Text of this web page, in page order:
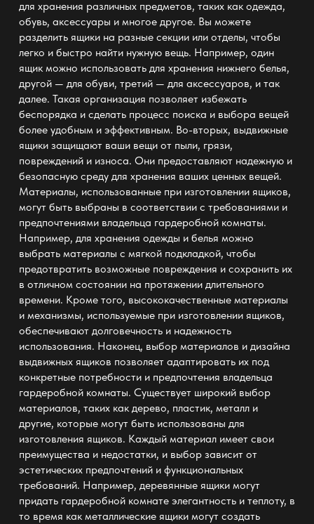
для хранения различных предметов, таких как одежда,
обувь, аксессуары и многое другое. Вы можете
разделить ящики на разные секции или отделы, чтобы
легко и быстро найти нужную вещь. Например, один
ящик можно использовать для хранения нижнего белья,
другой — для обуви, третий — для аксессуаров, и так
далее. Такая организация позволяет избежать
беспорядка и сделать процесс поиска и выбора вещей
более удобным и эффективным. Во-вторых, выдвижные
ящики защищают ваши вещи от пыли, грязи,
повреждений и износа. Они предоставляют надежную и
безопасную среду для хранения ваших ценныхвещей.
Материалы, использованные при изготовлении ящиков,
могут быть выбраны в соответствии с требованиями и
предпочтениями владельца гардеробной комнаты.
Например, для хранения одежды и белья можно
выбрать материалы с мягкой подкладкой, чтобы
предотвратить возможные повреждения и сохранить их
в отличном состоянии на протяжении длительного
времени. Кроме того, высококачественные материалы
и механизмы, используемые при изготовлении ящиков,
обеспечивают долговечность и надежность
использования. Наконец, выбор материалов и дизайна
выдвижных ящиков позволяет адаптировать их под
конкретные потребности и предпочтения владельца
гардеробной комнаты. Существует широкий выбор
материалов, таких как дерево, пластик, металл и
другие, которые могут быть использованы для
изготовления ящиков. Каждый материал имеет свои
преимущества и недостатки, и выбор зависит от
эстетических предпочтений и функциональных
требований. Например, деревянные ящики могут
придать гардеробной комнатеэлегантность и теплоту, в
то время как металлические ящики могут создать